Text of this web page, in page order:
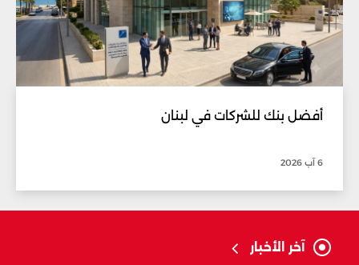
أفضل بنك للشركات في لبنان
6 آب 2026
آخر الأخبار